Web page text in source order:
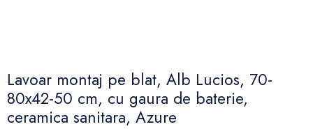
Lavoar montaj pe blat, Alb Lucios, 70-
80x42-50 cm, cu gaura de baterie,
ceramica sanitara, Azure